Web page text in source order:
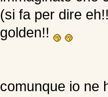
(si fa per dire
golden!!
comunque io ne